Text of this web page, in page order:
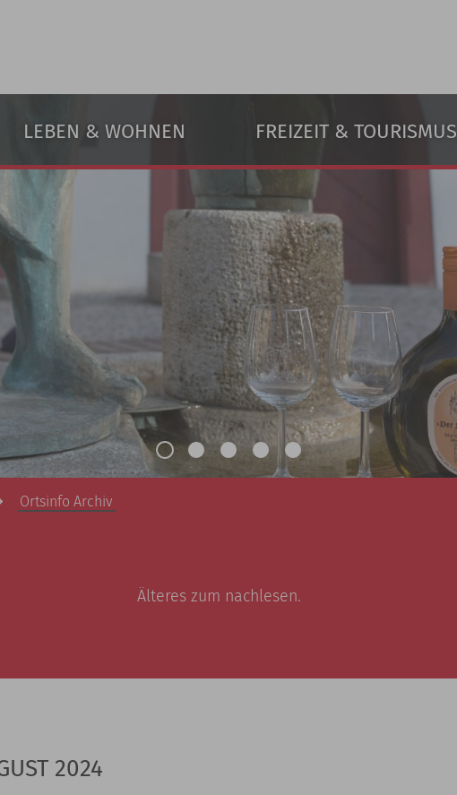
LEBEN & WOHNEN FREIZEIT & TOURISMUS
Ortsinfo Archiv
Älteres zum nachlesen.
2024